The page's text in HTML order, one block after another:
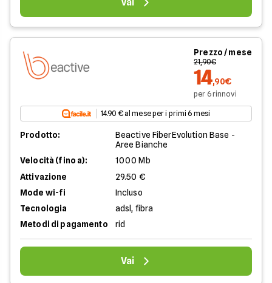
Prezzo / mese
21,90€
14,90€
per 6 rinnovi
14.90 € al mese per i primi 6 mesi
Prodotto:
Beactive FiberEvolution Base -
Aree Bianche
Velocità (fino a):
1000 Mb
Attivazione
29.50 €
Mode wi-fi
Incluso
Tecnologia
adsl, fibra
Metodi di pagamento
rid
Vai